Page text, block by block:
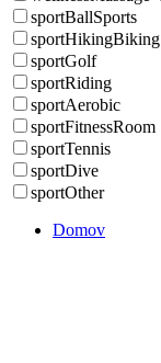
sportBallSports
sportHikingBiking
sportGolf
sportRiding
sportAerobic
sportFitnessRoom
sportTennis
sportDive
sportOther
Domov